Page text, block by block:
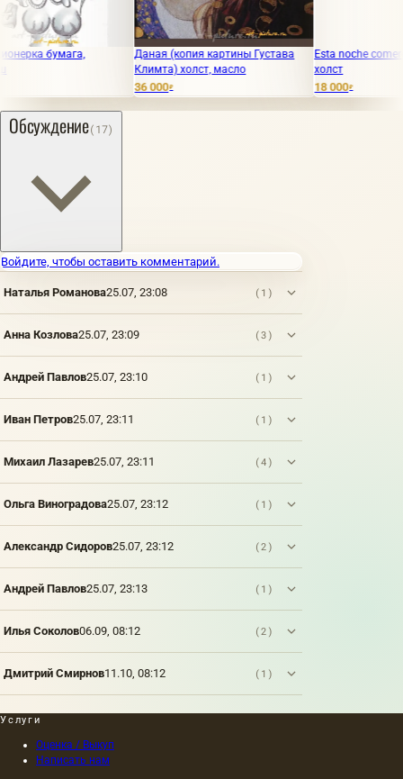
бумага,
Даная (копия картины Густава
Климта) холст, масло
₽
Esta noche comeremos
₽
Обсуждение(17)
Войдите, чтобы оставить комментарий.
Наталья Романова25.07, 23:08 (1)
Анна Козлова25.07, 23:09 (3)
Андрей Павлов25.07, 23:10 (1)
Иван Петров25.07, 23:11 (1)
Михаил Лазарев25.07, 23:11 (4)
Ольга Виноградова25.07, 23:12 (1)
Александр Сидоров25.07, 23:12 (2)
Андрей Павлов25.07, 23:13 (1)
Илья Соколов06.09, 08:12 (2)
Дмитрий Смирнов11.10, 08:12 (1)
Услуги
Оценка / Выкуп
Написать нам